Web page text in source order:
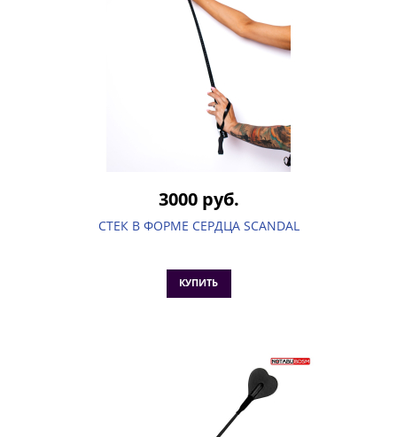
3000 руб.
СТЕК В ФОРМЕ СЕРДЦА SCANDAL
КУПИТЬ